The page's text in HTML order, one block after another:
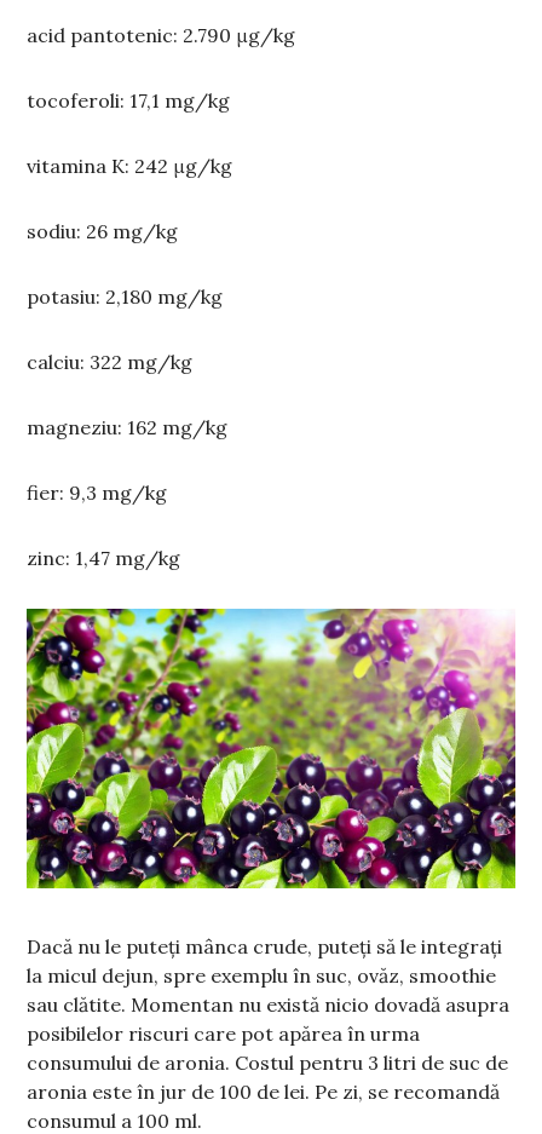
acid pantotenic: 2.790 μg/kg
tocoferoli: 17,1 mg/kg
vitamina K: 242 μg/kg
sodiu: 26 mg/kg
potasiu: 2,180 mg/kg
calciu: 322 mg/kg
magneziu: 162 mg/kg
fier: 9,3 mg/kg
zinc: 1,47 mg/kg
Dacă nu le puteți mânca crude, puteți să le integrați
la micul dejun, spre exemplu în suc, ovăz, smoothie
sau clătite. Momentan nu există nicio dovadă asupra
posibilelor riscuri care pot apărea în urma
consumului de aronia. Costul pentru 3 litri de suc de
aronia este în jur de 100 de lei. Pe zi, se recomandă
consumul a 100 ml.